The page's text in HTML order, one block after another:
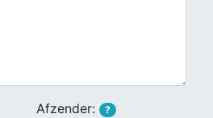
Afzender: ?